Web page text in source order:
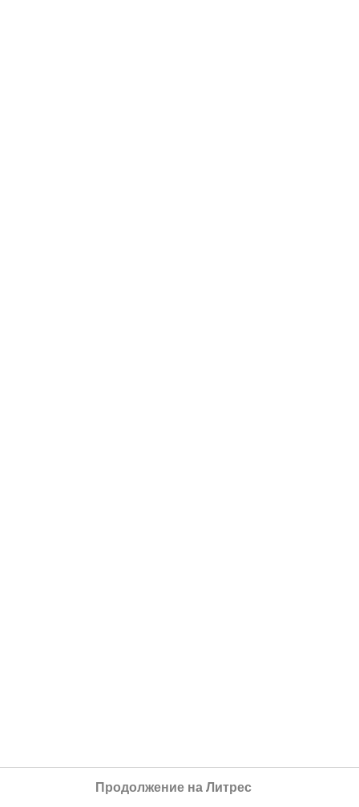
Продолжение на Литрес